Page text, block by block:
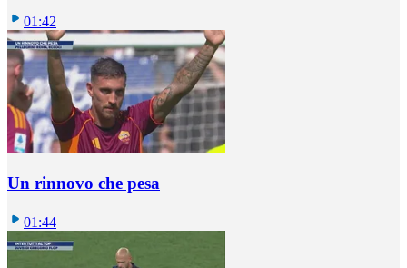
01:42
Un rinnovo che pesa
01:44